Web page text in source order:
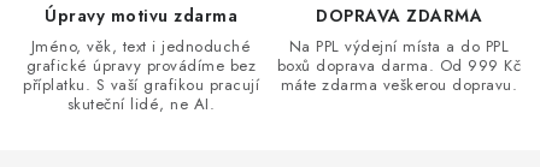
y
Úpravy motivu zdarma
Jméno, věk, text i jednoduché
grafické úpravy provádíme bez
příplatku. S vaší grafikou pracují
skuteční lidé, ne AI.
DOPRAVA ZDARMA
Na PPL výdejní místa a do PPL
boxů doprava darma. Od 999 Kč
máte zdarma veškerou dopravu.